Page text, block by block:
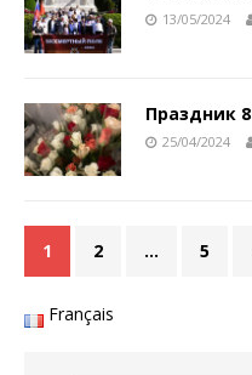
13/05/2024
Праздник
25/04/2024
1 2 … 5
Français